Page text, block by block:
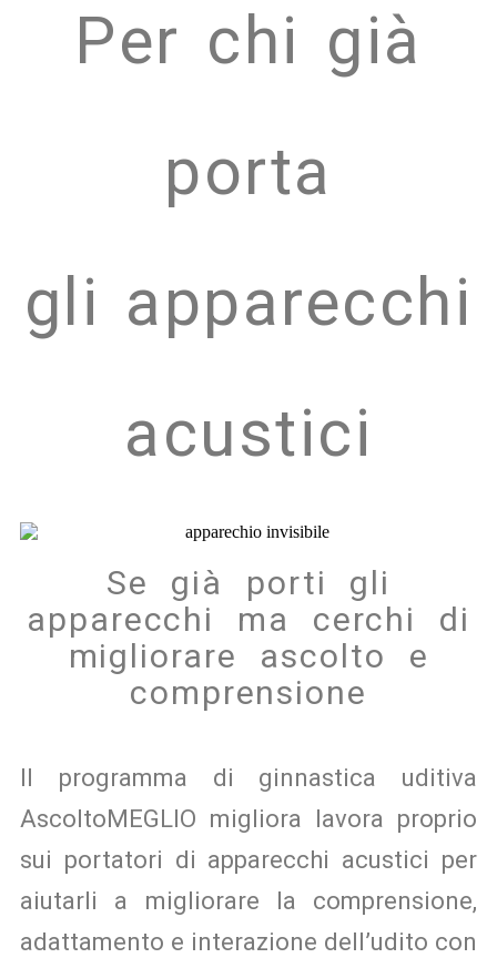
Per chi già
porta
gli apparecchi
acustici
Se già porti gli
apparecchi ma cerchi di
migliorare ascolto e
comprensione
Il programma di ginnastica uditiva
AscoltoMEGLIO migliora lavora proprio
sui portatori di apparecchi acustici per
aiutarli a migliorare la comprensione,
adattamento e interazione dell’udito con